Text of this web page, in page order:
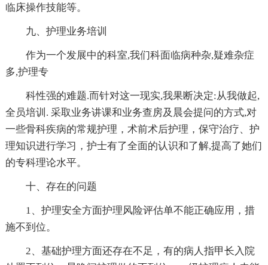
临床操作技能等。
九、护理业务培训
作为一个发展中的科室,我们科面临病种杂,疑难杂症
多,护理专
科性强的难题.而针对这一现实,我果断决定:从我做起,
全员培训. 采取业务讲课和业务查房及晨会提问的方式,对
一些骨科疾病的常规护理，术前术后护理，保守治疗、护
理知识进行学习，护士有了全面的认识和了解,提高了她们
的专科理论水平。
十、存在的问题
1、护理安全方面护理风险评估单不能正确应用，措
施不到位。
2、基础护理方面还存在不足，有的病人指甲长入院